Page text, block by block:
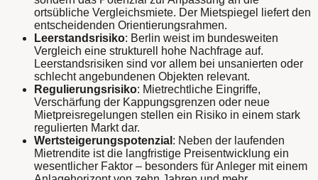
ortsübliche Vergleichsmiete. Der Mietspiegel liefert den
entscheidenden Orientierungsrahmen.
Leerstandsrisiko: Berlin weist im bundesweiten
Vergleich eine strukturell hohe Nachfrage auf.
Leerstandsrisiken sind vor allem bei unsanierten oder
schlecht angebundenen Objekten relevant.
Regulierungsrisiko: Mietrechtliche Eingriffe,
Verschärfung der Kappungsgrenzen oder neue
Mietpreisregelungen stellen ein Risiko in einem stark
regulierten Markt dar.
Wertsteigerungspotenzial : Neben der laufenden
Mietrendite ist die langfristige Preisentwicklung ein
wesentlicher Faktor – besonders für Anleger mit einem